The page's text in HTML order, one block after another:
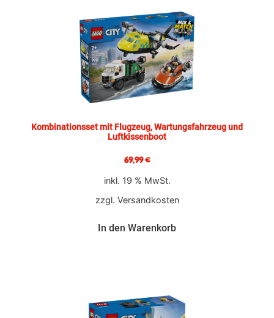
Kombinationsset mit Flugzeug, Wartungsfahrzeug und
Luftkissenboot
69,99€
inkl. 19 % MwSt.
zzgl. Versandkosten
In den Warenkorb